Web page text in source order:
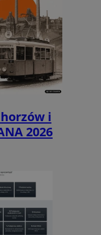
i
2026